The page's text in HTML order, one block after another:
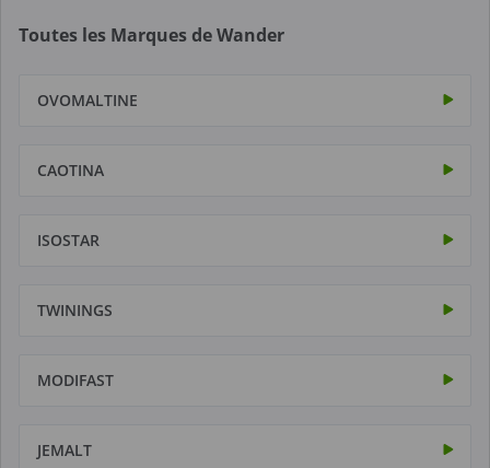
Toutes les Marques de Wander
OVOMALTINE
CAOTINA
ISOSTAR
TWININGS
MODIFAST
JEMALT